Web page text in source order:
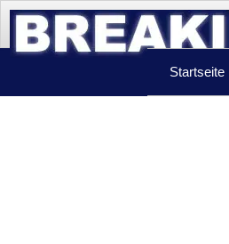
Startseite